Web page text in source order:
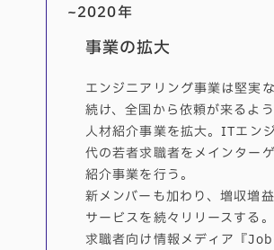
事業の拡大
エンジニアリング事業は堅実
続け、全国から依頼が来るよう
人材紹介事業を拡大。ITエン
代の若者求職者をメインター
紹介事業を行う。
新メンバーも加わり、増収増
サービスを続々リリースする。
求職者向け情報メディア『
~2020年